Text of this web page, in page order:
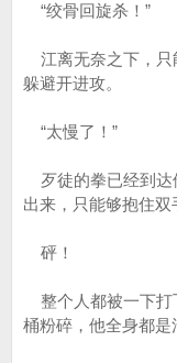
“绞骨回旋杀！”
江离无奈之下，只
躲避开进攻。
“太慢了！”
歹徒的拳已经到达
出来，只能够抱住双
砰！
整个人都被一下打
桶粉碎，他全身都是